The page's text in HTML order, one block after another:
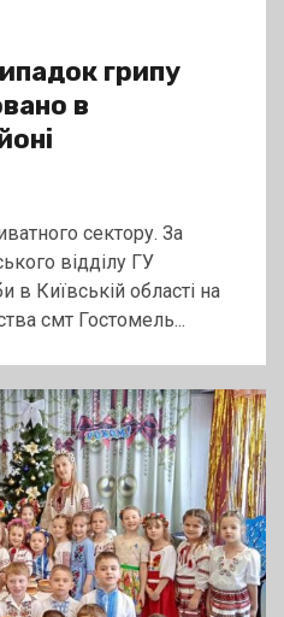
грипу
в
сектору. За
відділу ГУ
Київській області на
смт Гостомель...